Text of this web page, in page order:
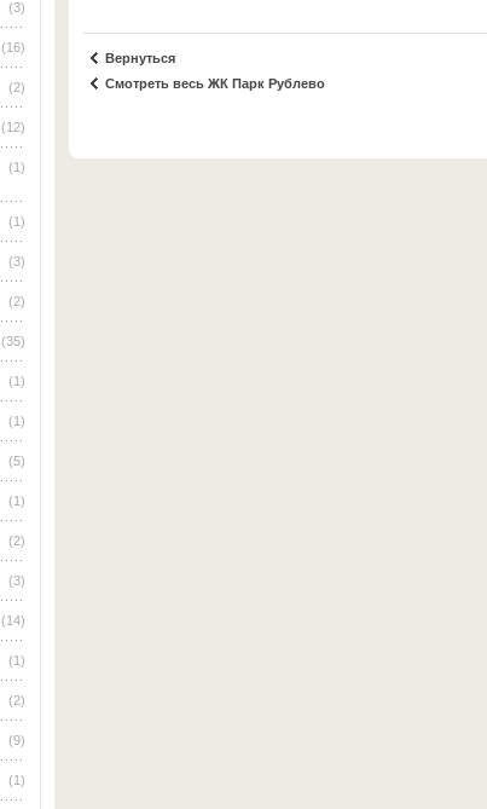
(3)
(16)
(2)
(12)
(1)
(1)
(3)
(2)
(35)
(1)
(1)
(5)
(1)
(2)
(3)
(14)
(1)
(2)
(9)
(1)
Вернуться
Смотреть весь ЖК Парк Рублево